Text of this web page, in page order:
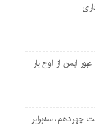
ایمن از اوج بار
چهاردهم، سه‌برابر